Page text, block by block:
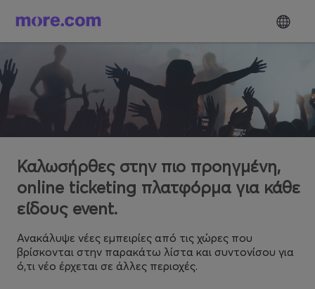
Καλωσήρθες στην πιο προηγμένη,
online ticketing πλατφόρμα για κάθε
είδους event.
Ανακάλυψε νέες εμπειρίες από τις χώρες που
βρίσκονται στην παρακάτω λίστα και συντονίσου για
ό,τι νέο έρχεται σε άλλες περιοχές.